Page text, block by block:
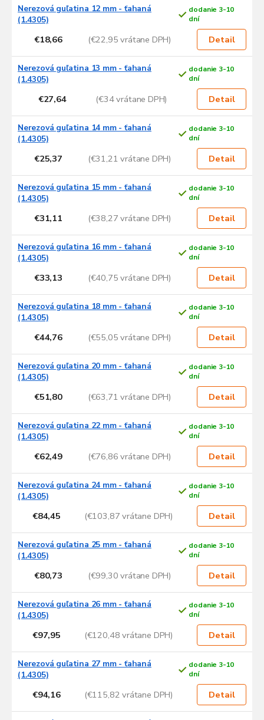
Nerezová guľatina 12 mm - ťahaná
(1.4305)
dodanie 3-10
dní
€18,66 (€22,95 vrátane DPH) Detail
Nerezová guľatina 13 mm - ťahaná
(1.4305)
dodanie 3-10
dní
€27,64 (€34 vrátane DPH) Detail
Nerezová guľatina 14 mm - ťahaná
(1.4305)
dodanie 3-10
dní
€25,37 (€31,21 vrátane DPH) Detail
Nerezová guľatina 15 mm - ťahaná
(1.4305)
dodanie 3-10
dní
€31,11 (€38,27 vrátane DPH) Detail
Nerezová guľatina 16 mm - ťahaná
(1.4305)
dodanie 3-10
dní
€33,13 (€40,75 vrátane DPH) Detail
Nerezová guľatina 18 mm - ťahaná
(1.4305)
dodanie 3-10
dní
€44,76 (€55,05 vrátane DPH) Detail
Nerezová guľatina 20 mm - ťahaná
(1.4305)
dodanie 3-10
dní
€51,80 (€63,71 vrátane DPH) Detail
Nerezová guľatina 22 mm - ťahaná
(1.4305)
dodanie 3-10
dní
€62,49 (€76,86 vrátane DPH) Detail
Nerezová guľatina 24 mm - ťahaná
(1.4305)
dodanie 3-10
dní
€84,45 (€103,87 vrátane DPH) Detail
Nerezová guľatina 25 mm - ťahaná
(1.4305)
dodanie 3-10
dní
€80,73 (€99,30 vrátane DPH) Detail
Nerezová guľatina 26 mm - ťahaná
(1.4305)
dodanie 3-10
dní
€97,95 (€120,48 vrátane DPH) Detail
Nerezová guľatina 27 mm - ťahaná
(1.4305)
dodanie 3-10
dní
€94,16 (€115,82 vrátane DPH) Detail